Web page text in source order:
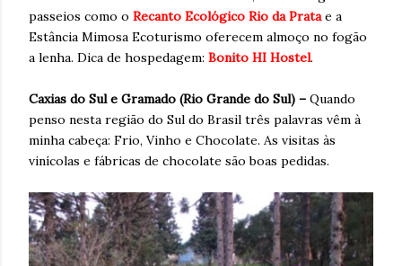
passeios como o Recanto Ecológico Rio da Pratae a
Estância Mimosa Ecoturismo oferecem almoço no fogão
a lenha. Dica de hospedagem: Bonito HI Hostel.
Caxias do Sul e Gramado (Rio Grande do Sul) – Quando
penso nesta região do Sul do Brasil três palavras vêm à
minha cabeça: Frio, Vinho e Chocolate. As visitas às
vinícolas e fábricas de chocolate são boas pedidas.